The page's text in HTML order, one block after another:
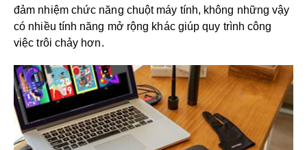
đảm nhiệm chức năng chuột máy tính, không những vậy
có nhiều tính năng mở rộng khác giúp quy trình công
việc trôi chảy hơn.